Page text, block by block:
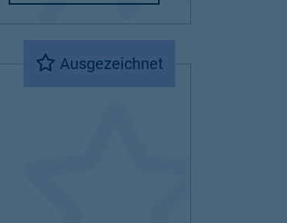
Ausgezeichnet